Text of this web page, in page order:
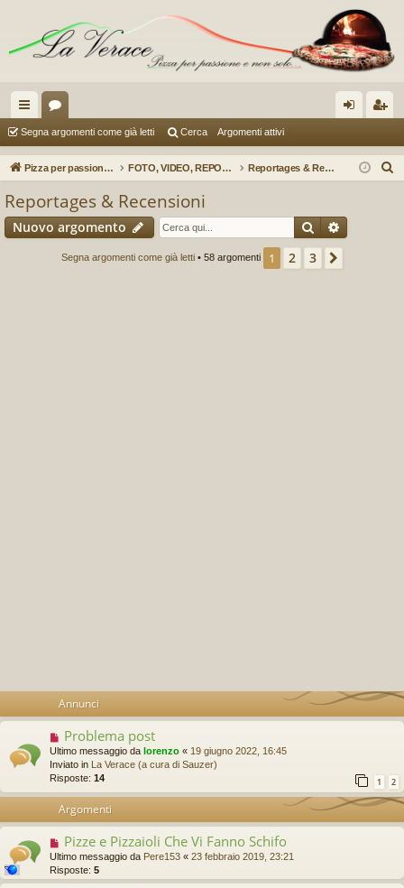
oll
eg
m
en
or
u in riv
Segna argomenti come già letti Cerca Argomenti attivi
Pizza per passione enon solo... FOTO, VIDEO, REPORTAGES E RECENSIONI (a cura di Pere153) Reportages & Recensioni
Reportages & Recensioni
Nuovo argomento Cerca
Segna argomenti come già letti • 58 argomenti 1 2 3
Annunci
Problema post
Ultimo messaggio da lorenzo « 19 giugno 2022, 16:45
Inviato in La Verace (a cura di Sauzer)
Risposte: 14 1 2
Argomenti
Pizze e Pizzaioli Che Vi Fanno Schifo
Ultimo messaggio da Pere153 « 23 febbraio 2019, 23:21
Risposte: 5